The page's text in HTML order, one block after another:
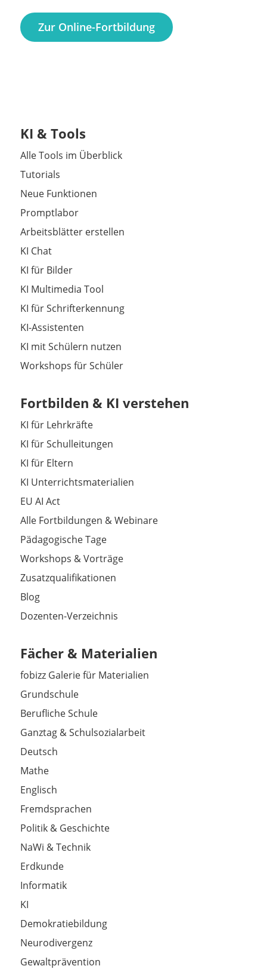
Zur Online-Fortbildung
KI & Tools
Alle Tools im Überblick
Tutorials
Neue Funktionen
Promptlabor
Arbeitsblätter erstellen
KI Chat
KI für Bilder
KI Multimedia Tool
KI für Schrifterkennung
KI-Assistenten
KI mit Schülern nutzen
Workshops für Schüler
Fortbilden & KI verstehen
KI für Lehrkräfte
KI für Schulleitungen
KI für Eltern
KI Unterrichtsmaterialien
EU AI Act
Alle Fortbildungen & Webinare
Pädagogische Tage
Workshops & Vorträge
Zusatzqualifikationen
Blog
Dozenten-Verzeichnis
Fächer & Materialien
fobizz Galerie für Materialien
Grundschule
Berufliche Schule
Ganztag & Schulsozialarbeit
Deutsch
Mathe
Englisch
Fremdsprachen
Politik & Geschichte
NaWi & Technik
Erdkunde
Informatik
KI
Demokratiebildung
Neurodivergenz
Gewaltprävention